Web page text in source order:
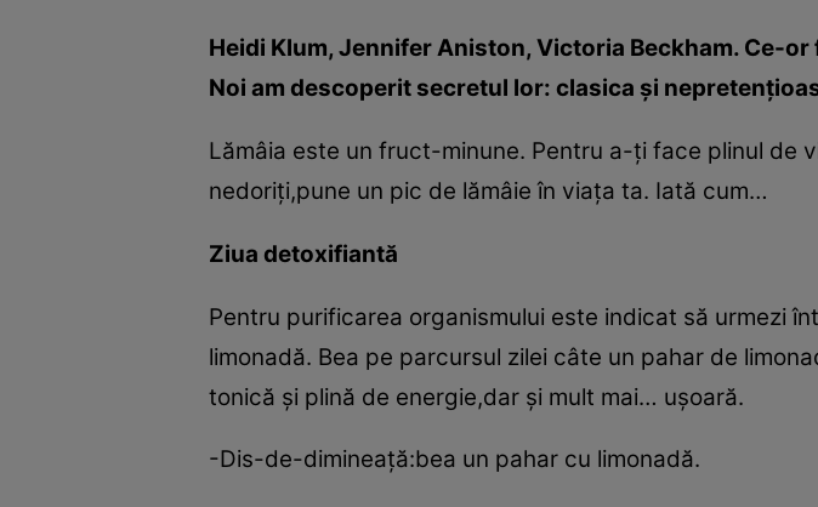
Heidi Klum, Jennifer Aniston, Victoria Beckham. Ce-
Noi am descoperit secretul lor: clasica şi
Lămâia este un fruct-minune. Pentru a-ţi face plinul de
nedoriţi,pune un pic de lămâie în viaţa ta. Iată cum…
Ziua detoxifiantă
Pentru purificarea organismului este indicat să urmezi
limonadă. Bea pe parcursul zilei câte un pahar de
tonică şi plină de energie,dar şi mult mai… uşoară.
-Dis-de-dimineaţă:bea un pahar cu limonadă.